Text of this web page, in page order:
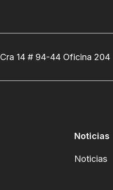
Cra 14 # 94-44 Oficina 204
Noticias
Noticias